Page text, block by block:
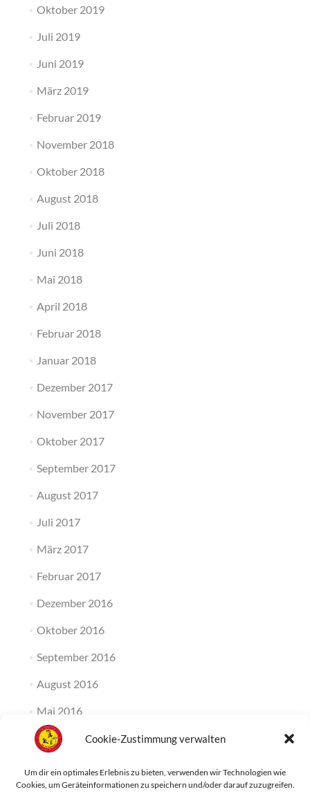
Cookie-Zustimmung verwalten
Um dir ein optimales Erlebnis zu bieten, verwenden wir Technologien wie
Cookies, um Geräteinformationen zu speichern und/oder darauf zuzugreifen.
Oktober 2019
Juli 2019
Juni 2019
März 2019
Februar 2019
November 2018
Oktober 2018
August 2018
Juli 2018
Juni 2018
Mai 2018
April 2018
Februar 2018
Januar 2018
Dezember 2017
November 2017
Oktober 2017
September 2017
August 2017
Juli 2017
März 2017
Februar 2017
Dezember 2016
Oktober 2016
September 2016
August 2016
Mai 2016
April 2016